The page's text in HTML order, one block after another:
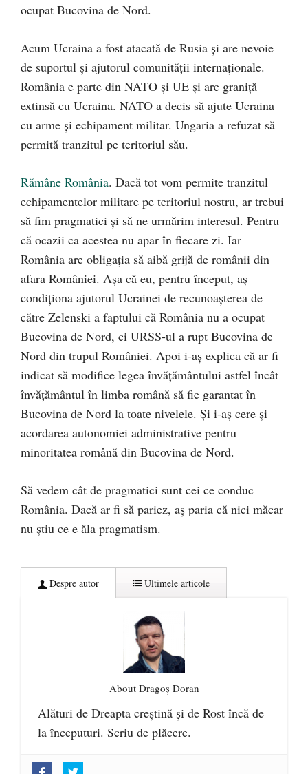
ocupat Bucovina de Nord.
Acum Ucraina a fost atacată de Rusia și are nevoie
de suportul și ajutorul comunității internaționale.
România e parte din NATO și UE și are graniță
extinsă cu Ucraina. NATO a decis să ajute Ucraina
cu arme și echipament militar. Ungaria a refuzat să
permită tranzitul pe teritoriul său.
Rămâne România. Dacă tot vom permite tranzitul
echipamentelor militare pe teritoriul nostru, ar trebui
să fim pragmatici și să ne urmărim interesul. Pentru
că ocazii ca acestea nu apar în fiecare zi. Iar
România are obligația să aibă grijă de românii din
afara României. Așa că eu, pentru început, aș
condiționa ajutorul Ucrainei de recunoașterea de
către Zelenski a faptului că România nu a ocupat
Bucovina de Nord, ci URSS-ul a rupt Bucovina de
Nord din trupul României. Apoi i-aș explica că ar fi
indicat să modifice legea învățământului astfel încât
învățământul în limba română să fie garantat în
Bucovina de Nord la toate nivelele. Și i-aș cere și
acordarea autonomiei administrative pentru
minoritatea română din Bucovina de Nord.
Să vedem cât de pragmatici sunt cei ce conduc
România. Dacă ar fi să pariez, aș paria că nici măcar
nu știu ce e ăla pragmatism.
Despre autor Ultimele articole
About Dragoș Doran
Alături de Dreapta creștină și de Rost încă de
la începuturi. Scriu de plăcere.